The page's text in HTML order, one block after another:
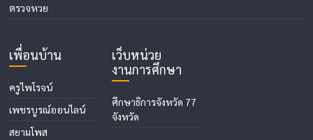
ตรวจหวย
เพื่อนบ้าน
ครูไพโรจน์
เพชรบูรณ์ออนไลน์
สยามโพส
เว็บหน่วย
งานการศึกษา
ศึกษาธิการจังหวัด 77
จังหวัด